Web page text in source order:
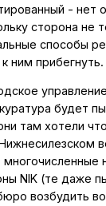
- нет
сторона не
способы
ним прибегнуть.
будет
там хотели
NIK (те даже
возбудить